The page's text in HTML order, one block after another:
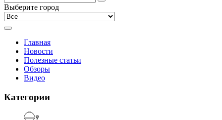
Выберите город
Главная
Новости
Полезные статьи
Обзоры
Видео
Категории